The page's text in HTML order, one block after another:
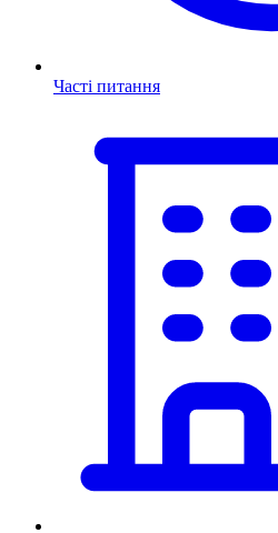
Часті питання